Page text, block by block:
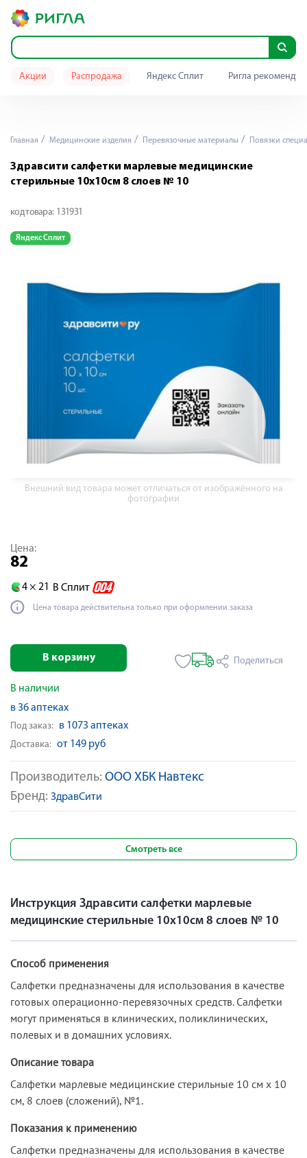
Акции Распродажа Яндекс Сплит Ригла
Главная Медицинские изделия Перевязочные материалы Повязки
Здравсити салфетки марлевые медицинские
стерильные 10х10см 8 слоев № 10
код товара: 131931
Яндекс Сплит
Внешний вид товара может отличаться от изображённого на
фотографии
Производитель: ООО ХБК Навтекс
Бренд: ЗдравСити
Цена:
82
4 × 21 В Сплит
Цена товара действительна только при оформлении заказа
В корзину Поделиться
В наличии
в 36 аптеках
Под заказ: в 1073 аптеках
Доставка: от 149 руб
Смотреть все
Инструкция Здравсити салфетки марлевые
медицинские стерильные 10х10см 8 слоев № 10
Способ применения
Салфетки предназначены для использования в качестве
готовых операционно-перевязочных средств. Салфетки
могут применяться в клинических, поликлинических,
полевых и в домашних условиях.
Описание товара
Салфетки марлевые медицинские стерильные 10 см х 10
см, 8 слоев (сложений), №1.
Показания к применению
Салфетки предназначены для использования в качестве